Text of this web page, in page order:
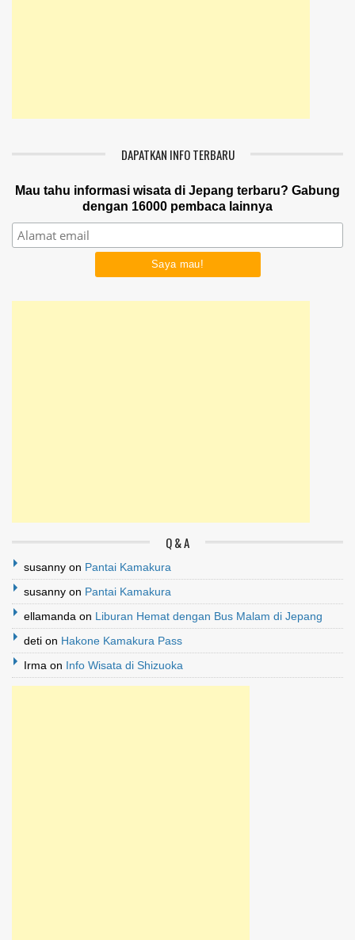
DAPATKAN INFO TERBARU
Mau tahu informasi wisata di Jepang terbaru? Gabung
dengan 16000 pembaca lainnya
Q & A
susanny on Pantai Kamakura
susanny on Pantai Kamakura
ellamanda on Liburan Hemat dengan Bus Malam di Jepang
deti on Hakone Kamakura Pass
Irma on Info Wisata di Shizuoka